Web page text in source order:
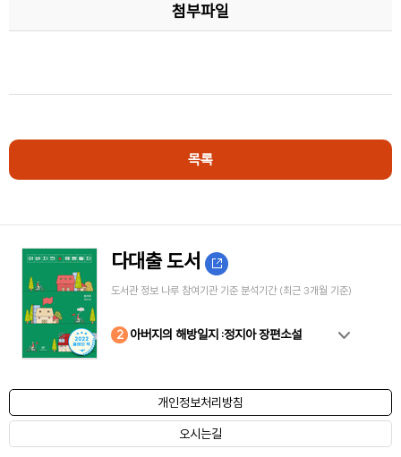
첨부파일
목록
다대출 도서
도서관 정보 나루 참여기관 기준 분석기간 (최근 3개월 기준)
1
2 아버지의 해방일지 :정지아 장편소설
3
4
5
6
7
8
9
10
개인정보처리방침
오시는길